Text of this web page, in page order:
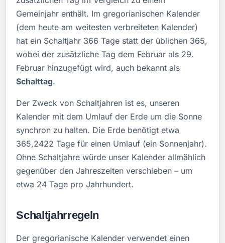
Gemeinjahr enthält. Im gregorianischen Kalender
(dem heute am weitesten verbreiteten Kalender)
hat ein Schaltjahr 366 Tage statt der üblichen 365,
wobei der zusätzliche Tag dem Februar als 29.
Februar hinzugefügt wird, auch bekannt als
Schalttag.
Der Zweck von Schaltjahren ist es, unseren
Kalender mit dem Umlauf der Erde um die Sonne
synchron zu halten. Die Erde benötigt etwa
365,2422 Tage für einen Umlauf (ein Sonnenjahr).
Ohne Schaltjahre würde unser Kalender allmählich
gegenüber den Jahreszeiten verschieben – um
etwa 24 Tage pro Jahrhundert.
Schaltjahrregeln
Der gregorianische Kalender verwendet einen